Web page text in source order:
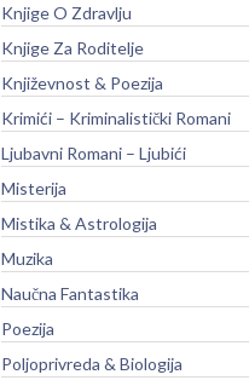
Knjige O Zdravlju
Knjige Za Roditelje
Književnost & Poezija
Krimići – Kriminalistički Romani
Ljubavni Romani – Ljubići
Misterija
Mistika & Astrologija
Muzika
Naučna Fantastika
Poezija
Poljoprivreda & Biologija